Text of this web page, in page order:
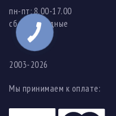
пн-пт: 8.00-17.00
cб-вс: выходные
2003-2026
Мы принимаем к оплате: